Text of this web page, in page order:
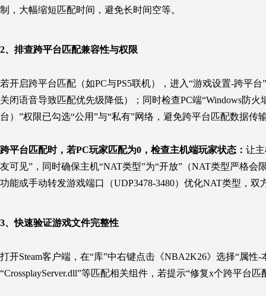
制，大幅缩短匹配时间，避免长时间空等。
2、 排查跨平台匹配兼容性与权限
若开启跨平台匹配（如PC与PS5联机），进入“游戏设置-跨平
关闭语音导致匹配优先级降低）；同时检查PC端“Windows防
台）”权限已勾选“公用”与“私有”网络，避免跨平台匹配数据
跨平台匹配时，若PC玩家匹配为0，检查主机端玩家状态： 让
友可见”，同时确保主机“NAT类型”为“开放”（NAT类型严格
功能或手动转发游戏端口（UDP3478-3480）优化NAT类型，
3、快速验证游戏文件完整性
打开Steam客户端，在“库”中右键点击《NBA2K26》选择“属性
“CrossplayServer.dll”等匹配相关组件，若提示“修复x个跨平台